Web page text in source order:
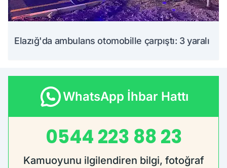
Elazığ'da ambulans otomobille çarpıştı: 3 yaralı
WhatsApp İhbar Hattı
0544 223 88 23
Kamuoyunu ilgilendiren bilgi, fotoğraf